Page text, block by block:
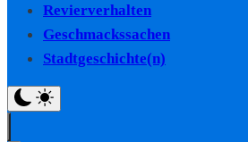
Revierverhalten
Geschmackssachen
Stadtgeschichte(n)